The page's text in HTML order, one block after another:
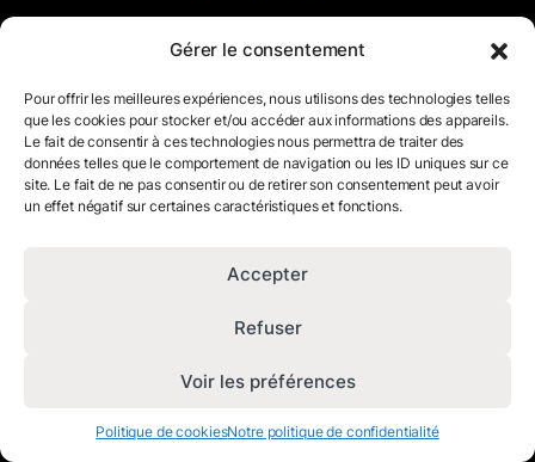
Gérer le consentement
Pour offrir les meilleures expériences, nous utilisons des technologies telles
que les cookies pour stocker et/ou accéder aux informations des appareils.
Le fait de consentir à ces technologies nous permettra de traiter des
données telles que le comportement de navigation ou les ID uniques sur ce
site. Le fait de ne pas consentir ou de retirer son consentement peut avoir
un effet négatif sur certaines caractéristiques et fonctions.
Accepter
Refuser
Voir les préférences
Politique de cookiesNotre politique de confidentialité